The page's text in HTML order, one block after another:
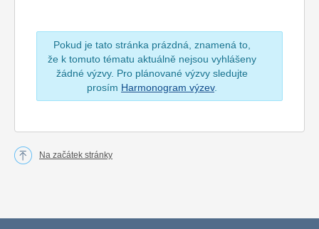
Pokud je tato stránka prázdná, znamená to,
že k tomuto tématu aktuálně nejsou vyhlášeny
žádné výzvy. Pro plánované výzvy sledujte
prosím Harmonogram výzev.
Na začátek stránky